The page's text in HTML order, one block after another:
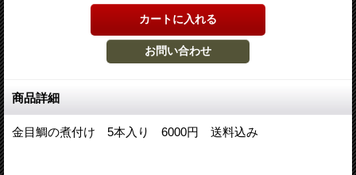
商品詳細
金目鯛の煮付け 5本入り 6000円 送料込み